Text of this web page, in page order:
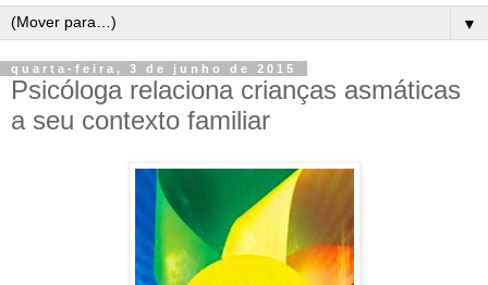
▼
quarta-feira, 3 de junho de 2015
Psicóloga relaciona crianças asmáticas
a seu contexto familiar